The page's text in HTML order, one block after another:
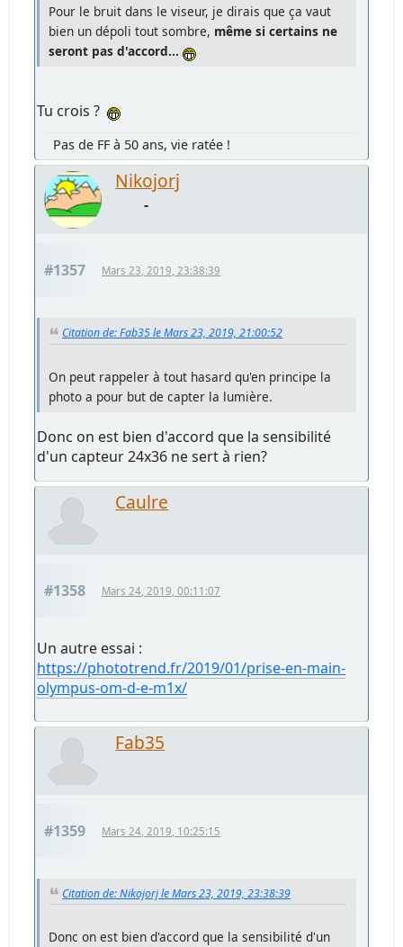
Pour le bruit dans le viseur, je dirais que ça vaut
bien un dépoli tout sombre, même si certains ne
seront pas d'accord...
Tu crois ?
Pas de FF à 50 ans, vie ratée !
Nikojorj
-
#1357 Mars 23, 2019, 23:38:39
Citation de: Fab35 le Mars 23, 2019, 21:00:52
On peut rappeler à tout hasard qu'en principe la
photo a pour but de capter la lumière.
Donc on est bien d'accord que la sensibilité
d'un capteur 24x36 ne sert à rien?
Caulre
#1358 Mars 24, 2019, 00:11:07
Un autre essai :
https://phototrend.fr/2019/01/prise-en-main-
olympus-om-d-e-m1x/
Fab35
#1359 Mars 24, 2019, 10:25:15
Citation de: Nikojorj le Mars 23, 2019, 23:38:39
Donc on est bien d'accord que la sensibilité d'un